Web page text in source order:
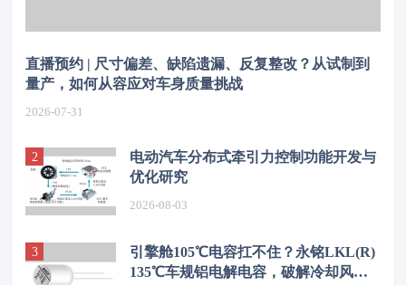
直播预约 | 尺寸偏差、缺陷遗漏、反复整改？从试制到
量产，如何从容应对车身质量挑战
2026-07-31
电动汽车分布式牵引力控制功能开发与
优化研究
2026-08-03
引擎舱105℃电容扛不住？永铭LKL(R)
135℃车规铝电解电容，破解冷却风扇